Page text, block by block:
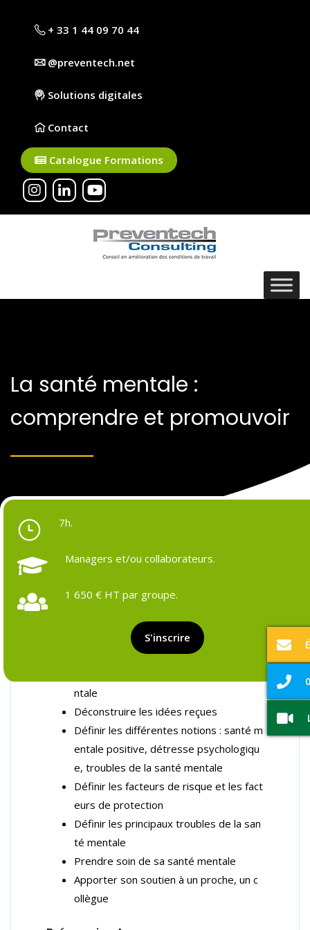
+ 33 1 44 09 70 44
@preventech.net
Solutions digitales
Contact
Catalogue Formations
La santé mentale :
comprendre et promouvoir
7h.
Managers et/ou collaborateurs.
1 650 € HT par groupe.
S'inscrire
Objectifs de la formation :
ntale
Déconstruire les idées reçues
Définir les différentes notions : santé m
entale positive, détresse psychologiqu
e, troubles de la santé mentale
Définir les facteurs de risque et les fact
eurs de protection
Définir les principaux troubles de la san
té mentale
Prendre soin de sa santé mentale
Apporter son soutien à un proche, un c
ollègue